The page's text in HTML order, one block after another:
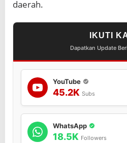
daerah.
IKUTI
Dapatkan Update
YouTube
45.2K Subs
WhatsApp
18.5K Followers